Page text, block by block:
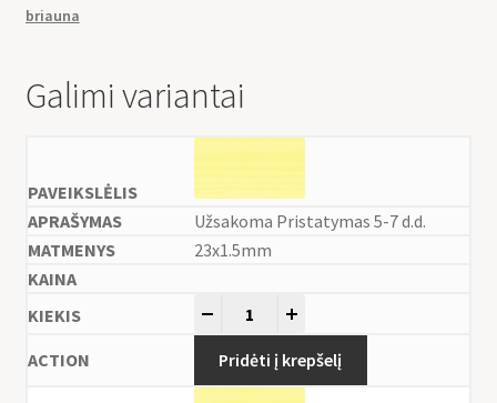
briauna
Galimi variantai
Užsakoma Pristatymas 5-7 d.d.
23x1.5mm
Pridėti į krepšelį